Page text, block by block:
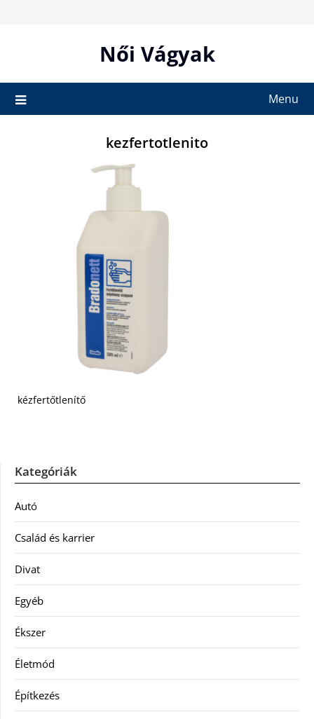
Női Vágyak
Menu
kezfertotlenito
kézfertőtlenítő
Kategóriák
Autó
Család és karrier
Divat
Egyéb
Ékszer
Életmód
Építkezés